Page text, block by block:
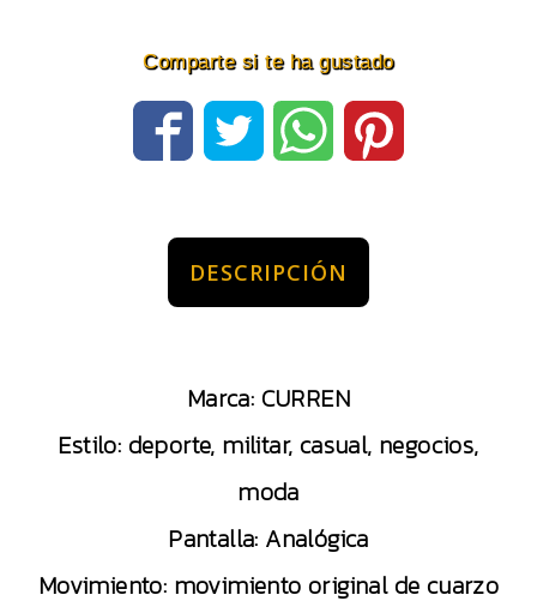
Comparte si te ha gustado
DESCRIPCIÓN
Marca: CURREN
Estilo: deporte, militar, casual, negocios,
moda
Pantalla: Analógica
Movimiento: movimiento original de cuarzo